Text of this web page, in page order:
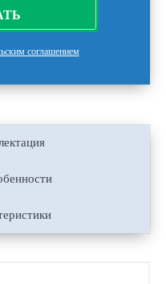
соглашением